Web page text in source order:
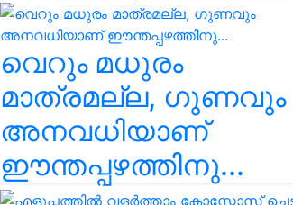
വെറും മധുരം
മാത്രമല്ല, ഗുണവും
അനവധിയാണ്
ഈന്തപ്പഴത്തിനു...